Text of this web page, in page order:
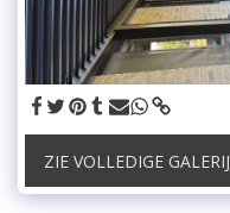
ZIE VOLLEDIGE GALERIJ